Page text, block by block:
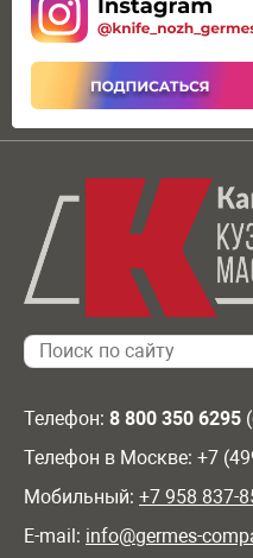
Телефон: 8 800 350 6295
Телефон в Москве: +7
Мобильный: +7 958 837-
E-mail: info@germes-